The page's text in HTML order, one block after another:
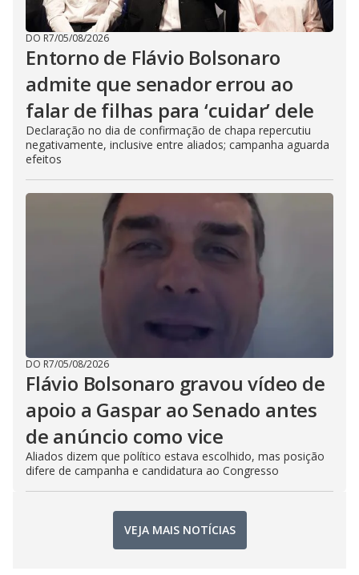
DO R7/05/08/2026
Entorno de Flávio Bolsonaro
admite que senador errou ao
falar de filhas para ‘cuidar’ dele
Declaração no dia de confirmação de chapa repercutiu
negativamente, inclusive entre aliados; campanha aguarda
efeitos
DO R7/05/08/2026
Flávio Bolsonaro gravou vídeo de
apoio a Gaspar ao Senado antes
de anúncio como vice
Aliados dizem que político estava escolhido, mas posição
difere de campanha e candidatura ao Congresso
VEJA MAIS NOTÍCIAS